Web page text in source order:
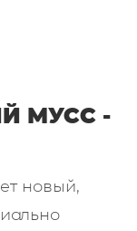
МУСС -
новый,